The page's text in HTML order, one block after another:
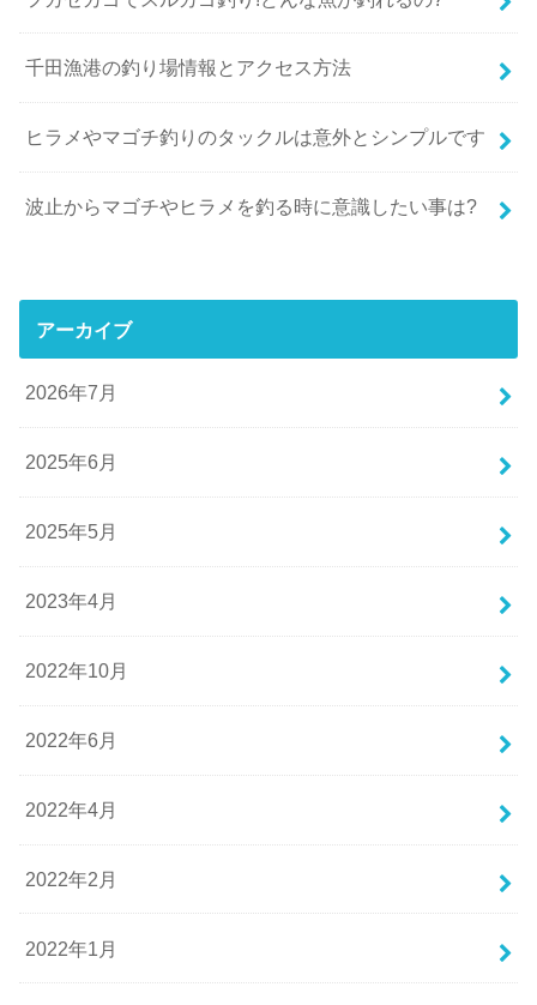
千田漁港の釣り場情報とアクセス方法
ヒラメやマゴチ釣りのタックルは意外とシンプルです
波止からマゴチやヒラメを釣る時に意識したい事は?
アーカイブ
2026年7月
2025年6月
2025年5月
2023年4月
2022年10月
2022年6月
2022年4月
2022年2月
2022年1月